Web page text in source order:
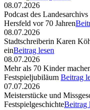
08.07.2026
Podcast des
Hersfeld vor 70 Jahren
08.07.2026
Stadtschreiberin Karen
einBeitrag lesen
08.07.2026
Mehr als 70 Kinder
Festspieljubiläum Beitrag
07.07.2026
Meisterstücke und
FestspielgeschichteBeitrag